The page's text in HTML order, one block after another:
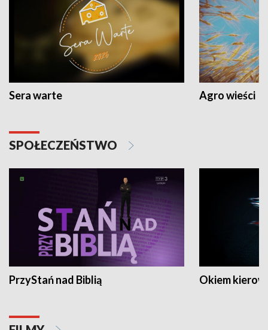
Sera warte Agro wieści
SPOŁECZEŃSTWO
PrzyStań nad Biblią Okiem